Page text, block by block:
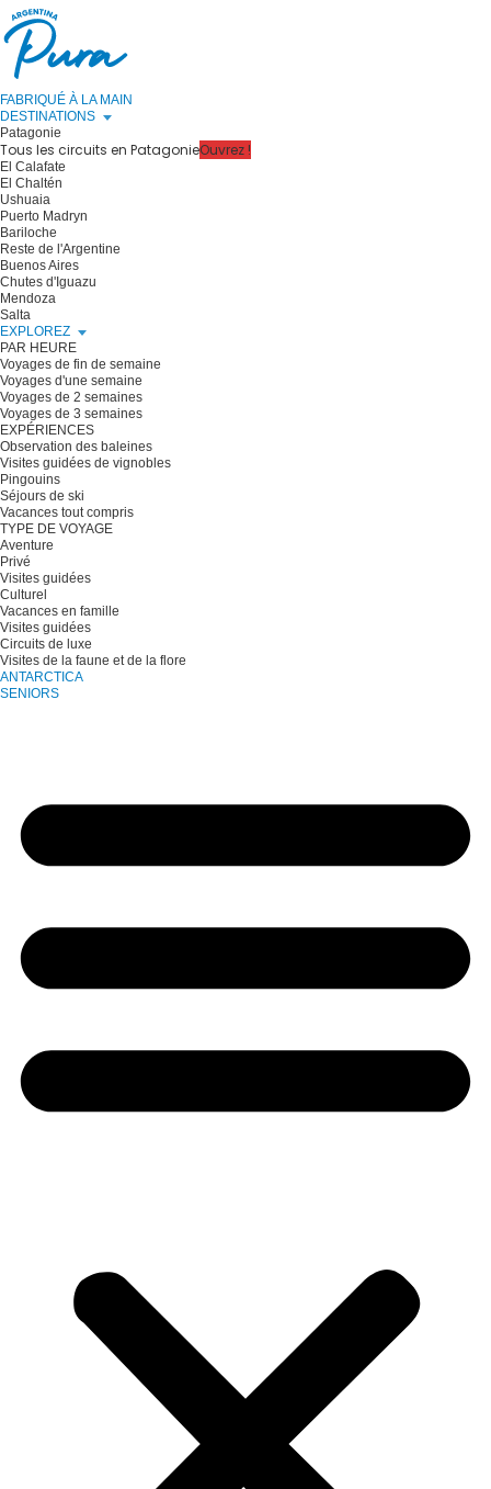
FABRIQUÉ À LA MAIN
DESTINATIONS
Patagonie
Tous les circuits en PatagonieOuvrez !
El Calafate
El Chaltén
Ushuaia
Puerto Madryn
Bariloche
Reste de l'Argentine
Buenos Aires
Chutes d'Iguazu
Mendoza
Salta
EXPLOREZ
PAR HEURE
Voyages de fin de semaine
Voyages d'une semaine
Voyages de 2 semaines
Voyages de 3 semaines
EXPÉRIENCES
Observation des baleines
Visites guidées de vignobles
Pingouins
Séjours de ski
Vacances tout compris
TYPE DE VOYAGE
Aventure
Privé
Visites guidées
Culturel
Vacances en famille
Visites guidées
Circuits de luxe
Visites de la faune et de la flore
ANTARCTICA
SENIORS